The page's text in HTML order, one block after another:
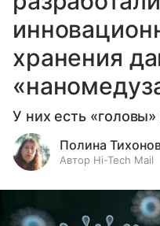
хранения
У них есть
Полина
Автор Hi-Tech Mail